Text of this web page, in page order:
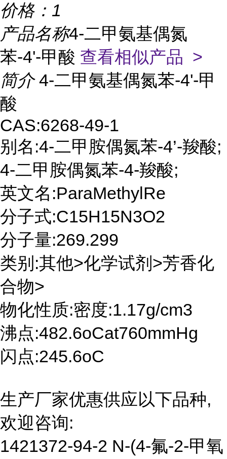
价格： 1
产品名称4-二甲氨基偶氮
苯-4'-甲酸 查看相似产品 >
简介 4-二甲氨基偶氮苯-4'-甲
酸
CAS:6268-49-1
别名:4-二甲胺偶氮苯-4’-羧酸;
4-二甲胺偶氮苯-4-羧酸;
英文名:ParaMethylRe
分子式:C15H15N3O2
分子量:269.299
类别:其他>化学试剂>芳香化
合物>
物化性质:密度:1.17g/cm3
沸点:482.6oCat760mmHg
闪点:245.6oC
生产厂家优惠供应以下品种,
欢迎咨询:
1421372-94-2 N-(4-氟-2-甲氧